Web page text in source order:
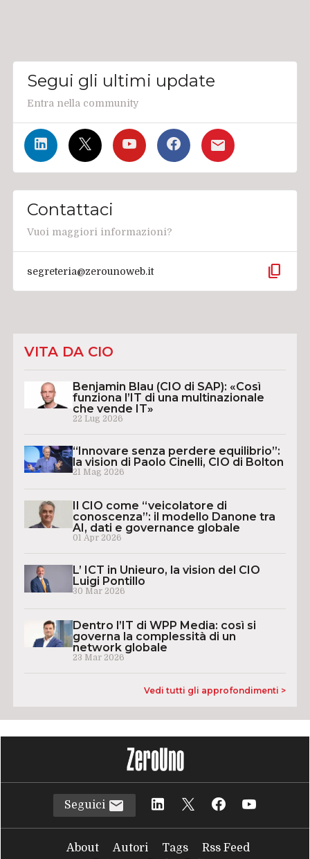
Segui gli ultimi update
Entra nella community
Contattaci
Vuoi maggiori informazioni?
segreteria@zerounoweb.it content_copy
VITA DA CIO
Benjamin Blau (CIO di SAP): «Così
funziona l’IT di una multinazionale
che vende IT»
22 Lug 2026
“Innovare senza perdere equilibrio”:
la vision di Paolo Cinelli, CIO di Bolton
21 Mag 2026
Il CIO come “veicolatore di
conoscenza”: il modello Danone tra
AI, dati e governance globale
01 Apr 2026
L’ ICT in Unieuro, la vision del CIO
Luigi Pontillo
30 Mar 2026
Dentro l’IT di WPP Media: così si
governa la complessità di un
network globale
23 Mar 2026
Vedi tutti gli approfondimenti >
Seguici
About Autori Tags
Rss Feed